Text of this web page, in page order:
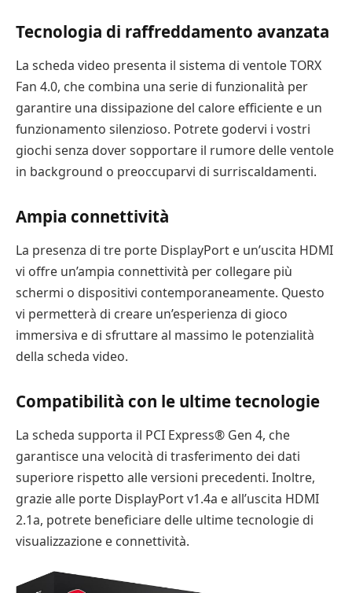
Tecnologia di raffreddamento avanzata
La scheda video presenta il sistema di ventole TORX
Fan 4.0, che combina una serie di funzionalità per
garantire una dissipazione del calore efficiente e un
funzionamento silenzioso. Potrete godervi i vostri
giochi senza dover sopportare il rumore delle ventole
in background o preoccuparvi di surriscaldamenti.
Ampia connettività
La presenza di tre porte DisplayPort e un’uscita HDMI
vi offre un’ampia connettività per collegare più
schermi o dispositivi contemporaneamente. Questo
vi permetterà di creare un’esperienza di gioco
immersiva e di sfruttare al massimo le potenzialità
della scheda video.
Compatibilità con le ultime tecnologie
La scheda supporta il PCI Express® Gen 4, che
garantisce una velocità di trasferimento dei dati
superiore rispetto alle versioni precedenti. Inoltre,
grazie alle porte DisplayPort v1.4a e all’uscita HDMI
2.1a, potrete beneficiare delle ultime tecnologie di
visualizzazione e connettività.